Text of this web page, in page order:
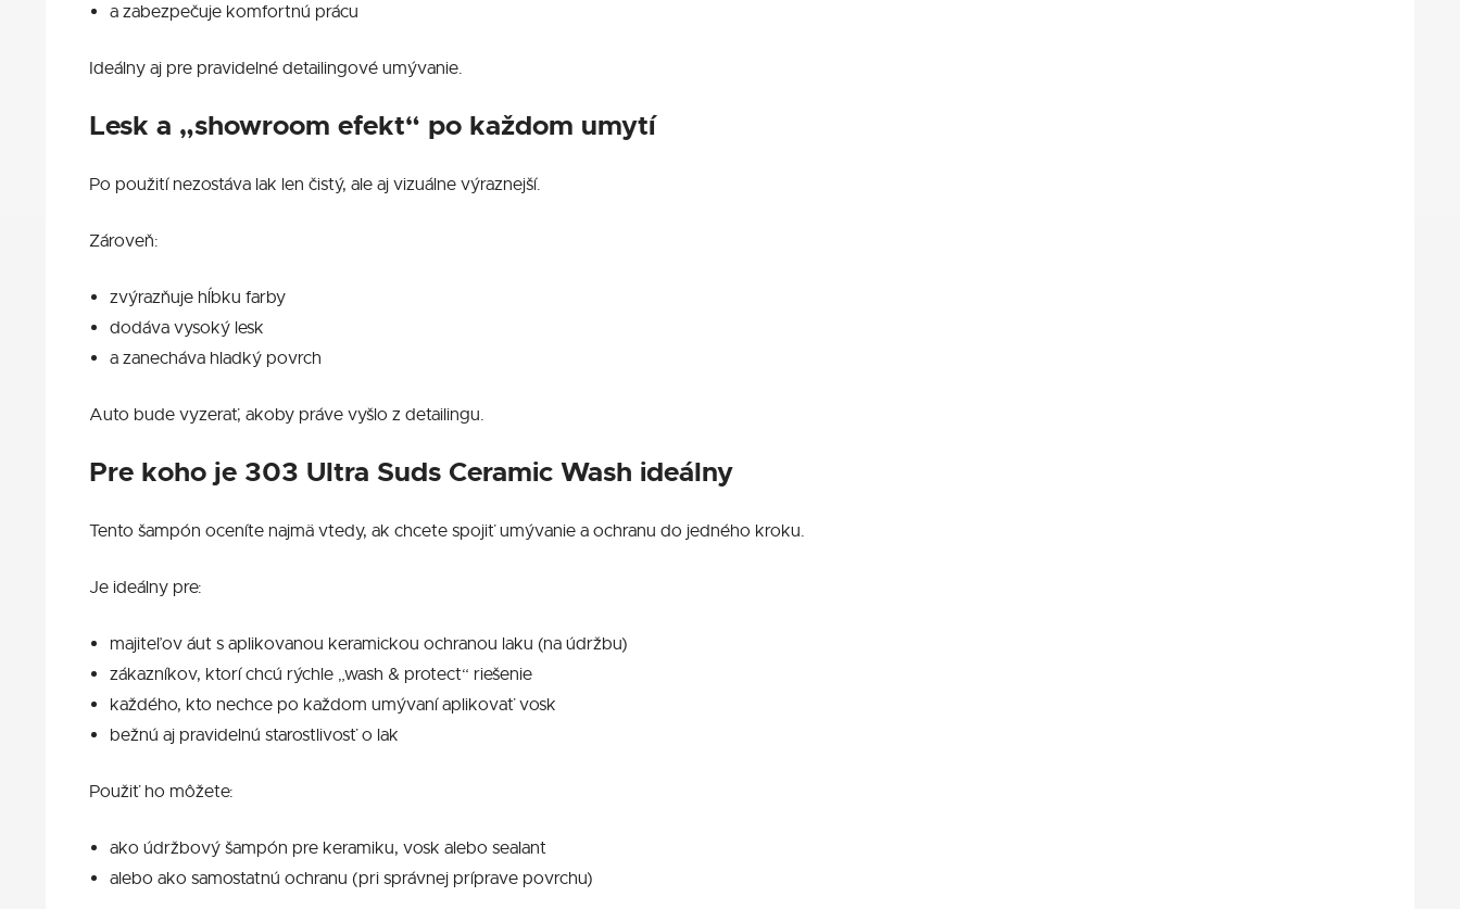
a zabezpečuje komfortnú prácu
Ideálny aj pre pravidelné detailingové umývanie.
Lesk a „showroom efekt“ po každom umytí
Po použití nezostáva lak len čistý, ale aj vizuálne výraznejší.
Zároveň:
zvýrazňuje hĺbku farby
dodáva vysoký lesk
a zanecháva hladký povrch
Auto bude vyzerať, akoby práve vyšlo z detailingu.
Pre koho je 303 Ultra Suds Ceramic Wash ideálny
Tento šampón oceníte najmä vtedy, ak chcete spojiť umývanie a ochranu do jedného kroku.
Je ideálny pre:
majiteľov áut s aplikovanou keramickou ochranou laku (na údržbu)
zákazníkov, ktorí chcú rýchle „wash & protect“ riešenie
každého, kto nechce po každom umývaní aplikovať vosk
bežnú aj pravidelnú starostlivosť o lak
Použiť ho môžete:
ako údržbový šampón pre keramiku, vosk alebo sealant
alebo ako samostatnú ochranu (pri správnej príprave povrchu)